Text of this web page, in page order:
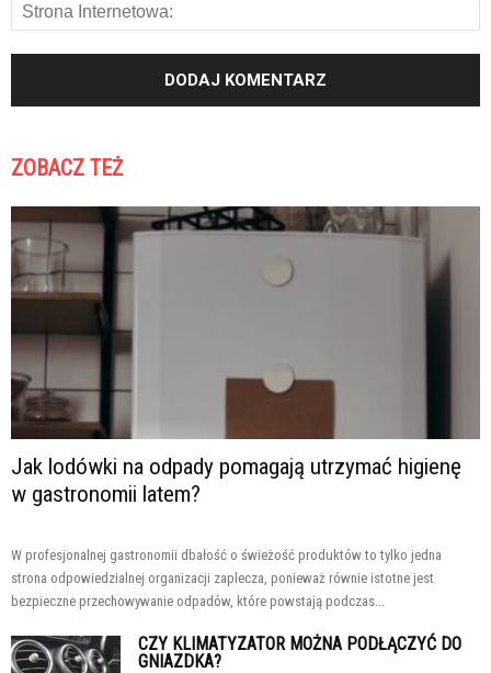
ZOBACZ TEŻ
Jak lodówki na odpady pomagają utrzymać higienę
w gastronomii latem?
W profesjonalnej gastronomii dbałość o świeżość produktów to tylko jedna
strona odpowiedzialnej organizacji zaplecza, ponieważ równie istotne jest
bezpieczne przechowywanie odpadów, które powstają podczas...
CZY KLIMATYZATOR MOŻNA PODŁĄCZYĆ DO
GNIAZDKA?